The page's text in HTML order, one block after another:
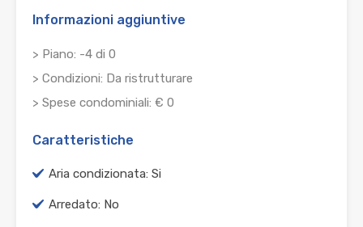
Informazioni aggiuntive
> Piano: -4 di 0
> Condizioni: Da ristrutturare
> Spese condominiali: € 0
Caratteristiche
Aria condizionata: Si
Arredato: No